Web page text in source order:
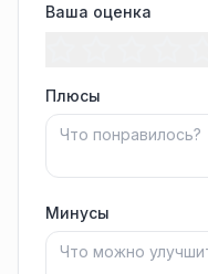
Ваша оценка
Плюсы
Минусы